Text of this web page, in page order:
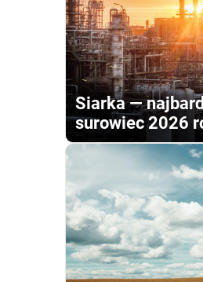
Siarka —
surowiec 2026